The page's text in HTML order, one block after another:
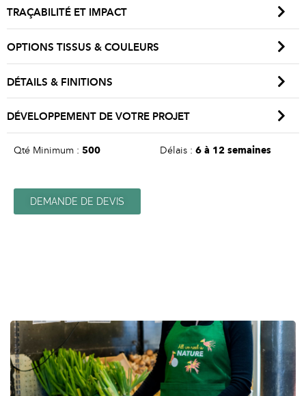
TRAÇABILITÉ ET IMPACT
OPTIONS TISSUS & COULEURS
DÉTAILS & FINITIONS
DÉVELOPPEMENT DE VOTRE PROJET
Qté Minimum : 500 Délais : 6 à 12 semaines
DEMANDE DE DEVIS